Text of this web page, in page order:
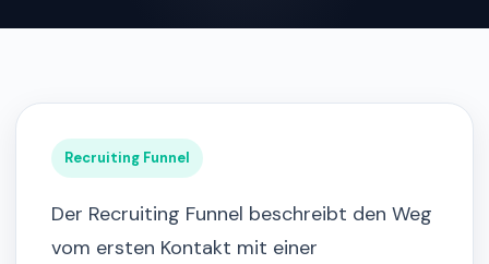
Recruiting Funnel
Der Recruiting Funnel beschreibt den Weg
vom ersten Kontakt mit einer